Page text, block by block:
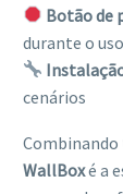
Botão de
durante o uso
cenários
Combinando
WallBoxé a